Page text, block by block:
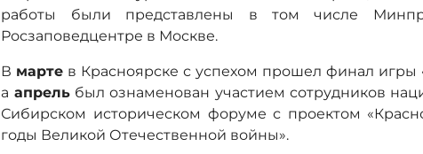
работы были представлены в том числе
Росзаповедцентре в Москве.
В марте в Красноярске с успехом прошел финал игры
а апрельбыл ознаменован участием сотрудников
Сибирском историческом форуме с проектом
годы Великой Отечественной войны».